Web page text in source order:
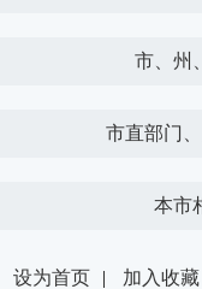
市、州
市直部门
本市
设为首页 | 加入收藏